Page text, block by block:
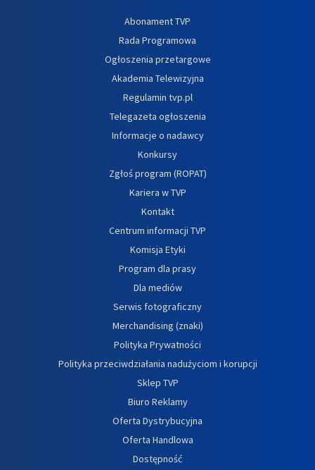
Abonament TVP
Rada Programowa
Ogłoszenia przetargowe
Akademia Telewizyjna
Regulamin tvp.pl
Telegazeta ogłoszenia
Informacje o nadawcy
Konkursy
Zgłoś program (ROPAT)
Kariera w TVP
Kontakt
Centrum informacji TVP
Komisja Etyki
Program dla prasy
Dla mediów
Serwis fotograficzny
Merchandising (znaki)
Polityka Prywatności
Polityka przeciwdziałania nadużyciom i korupcji
Sklep TVP
Biuro Reklamy
Oferta Dystrybucyjna
Oferta Handlowa
Dostępność